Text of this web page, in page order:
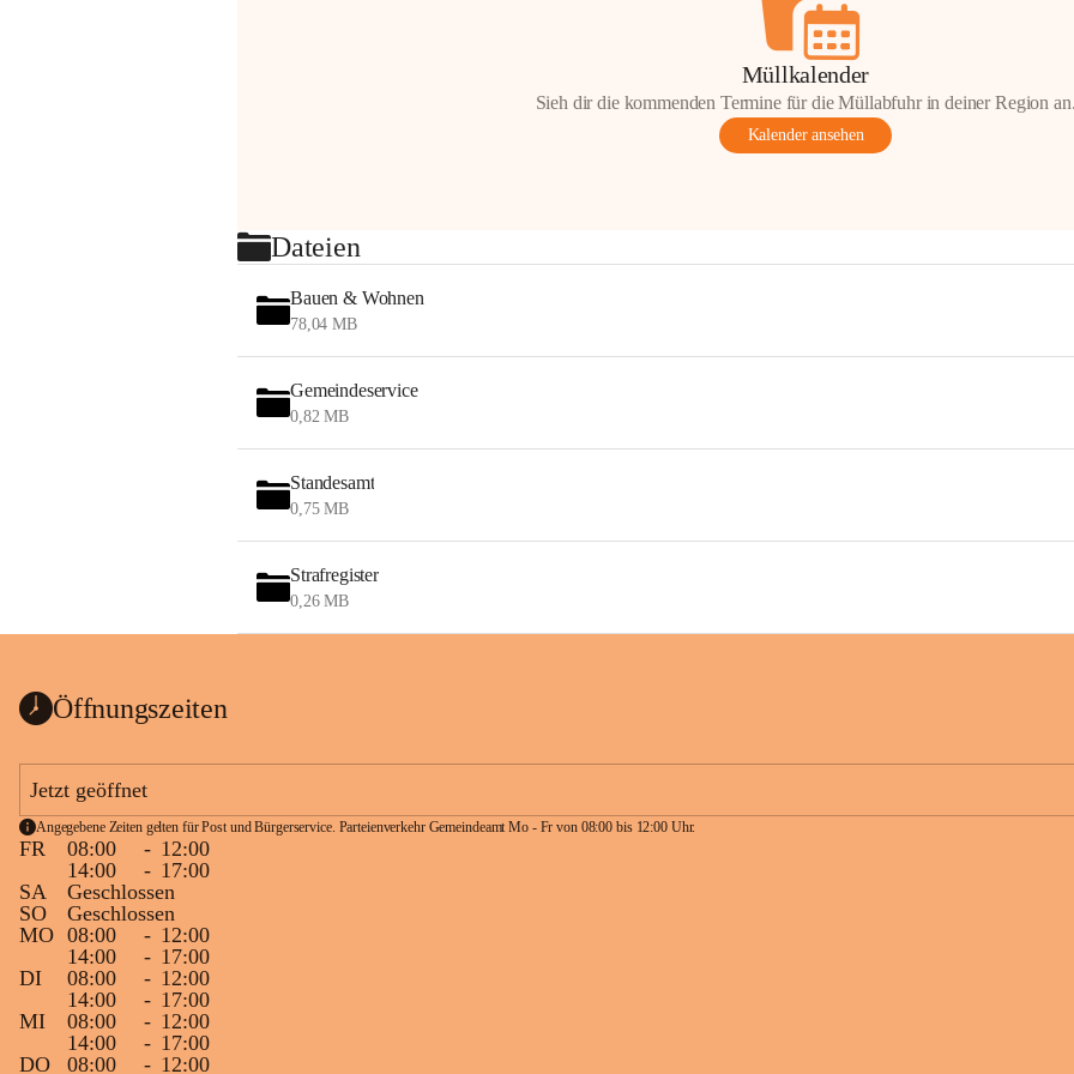
Müllkalender
Sieh dir die kommenden Termine für die Müllabfuhr in deiner Region
Kalender ansehen
Dateien
Bauen & Wohnen
78,04 MB
Gemeindeservice
0,82 MB
Standesamt
0,75 MB
Strafregister
0,26 MB
Öffnungszeiten
Jetzt geöffnet
Angegebene Zeiten gelten für Post und Bürgerservice. Parteienverkehr Gemeindeamt Mo - Fr von 08:00 bis 12:00 Uhr.
FR 08:00 - 12:00
14:00
- 17:00
SA
Geschlossen
SO
Geschlossen
MO 08:00 - 12:00
14:00
- 17:00
DI
08:00 - 12:00
14:00
- 17:00
MI
08:00 - 12:00
14:00
- 17:00
DO
08:00 - 12:00